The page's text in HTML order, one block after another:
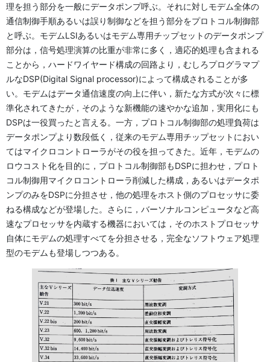
理を担う部分を一般にデータポンプ呼ぶ。それに対しモデム全体の
通信制御手順あるいは誤り制御などを担う部分をプロトコル制御部
と呼ぶ。モデムLSIあるいはモデム専用チップセットのデータポンプ
部分は，信号処理演算の比重が非常に多く，適応的処理も含まれる
ことから，ハードワイヤード構成の回路より，むしろプログラマプ
ルなDSP(Digital Signal processor)によって構成されることが多
い。モデムはデータ通信速度の向上に伴い，新たな方式が次々に標
準化されてきたが，そのような新機能の速やかな追加，実用化にも
DSPは一役買ったと言える。一方，プロトコル制御部の処理負荷は
データポンプより数段低く，従来のモデム専用チップセットにおい
てはマイクロコントローラがその役を担ってきた。近年，モデムの
ロウコスト化を目的に，プロトコル制御部もDSPに担わせ，プロト
コル制御用マイクロコントローラ削減した構成，あるいはデータポ
ンプのみをDSPに分担させ，他の処理をホスト側のプロセッサに委
ねる構成などが登場した。さらに，バーソナルコンピュータなど高
速なプロセッサを内蔵する機器においては，そのホストプロセッサ
自体にモデムの処理すべてを分担させる，完全なソフトウェア処理
型のモデムも登場しつつある。